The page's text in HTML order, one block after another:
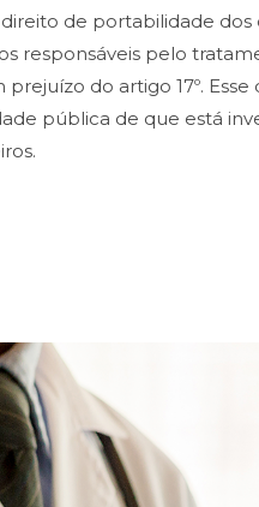
de portabilidade
responsáveis pelo
prejuízo do artigo 17º.
pública de que está